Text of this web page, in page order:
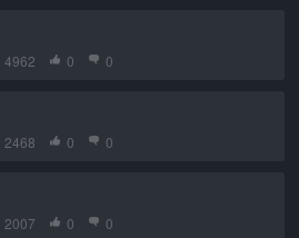
4962 0 0
2468 0 0
2007 0 0